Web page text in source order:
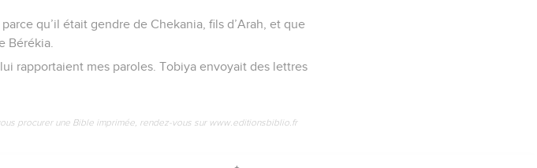
qu’il était gendre de Chekania, fils d’Arah, et que
Bérékia.
rapportaient mes paroles. Tobiya envoyait des lettres
procurer une Bible imprimée, rendez-vous sur www.editionsbiblio.fr